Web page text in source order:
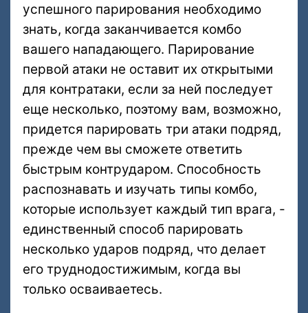
успешного парирования необходимо
знать, когда заканчивается комбо
вашего нападающего. Парирование
первой атаки не оставит их открытыми
для контратаки, если за ней последует
еще несколько, поэтому вам, возможно,
придется парировать три атаки подряд,
прежде чем вы сможете ответить
быстрым контрударом. Способность
распознавать и изучать типы комбо,
которые использует каждый тип врага, -
единственный способ парировать
несколько ударов подряд, что делает
его труднодостижимым, когда вы
только осваиваетесь.